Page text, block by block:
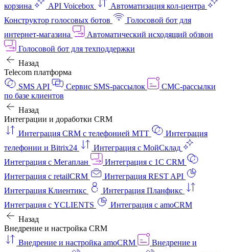
корзина
API Voicebox
Автоматизация кол‑центра
Конструктор голосовых ботов
Голосовой бот для
интернет‑магазина
Автоматический исходящий обзвон
Голосовой бот для техподдержки
Назад
Telecom платформа
SMS API
Сервис SMS-рассылок
СМС-рассылки
по базе клиентов
Назад
Интеграции и доработки CRM
Интеграция CRM с телефонией МТТ
Интеграция
телефонии и Bitrix24
Интеграция с МойСклад
Интеграция с Мегаплан
Интеграция с 1C CRM
Интеграция с retailCRM
Интеграция REST API
Интеграция Клиентикс
Интеграция Планфикс
Интеграция с YCLIENTS
Интеграция с amoCRM
Назад
Внедрение и настройка CRM
Внедрение и настройка amoCRM
Внедрение и